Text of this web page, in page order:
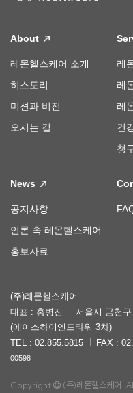
About
레몬헬스케어 소개
히스토리
미션과 비전
오시는 길
레
레
레
건
청
News
공지사항
언론 속 레몬헬스케어
홍보자료
(주)레몬헬스케어
대표 : 홍병진
서울시 금천
(에이스하이엔드타워 3차)
TEL : 02.855.5815
FAX :
00598
Copyright (주)레몬헬스케어.